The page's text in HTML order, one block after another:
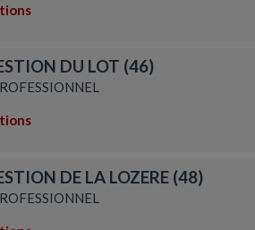
DU LOT (46)
DE LA LOZERE (48)